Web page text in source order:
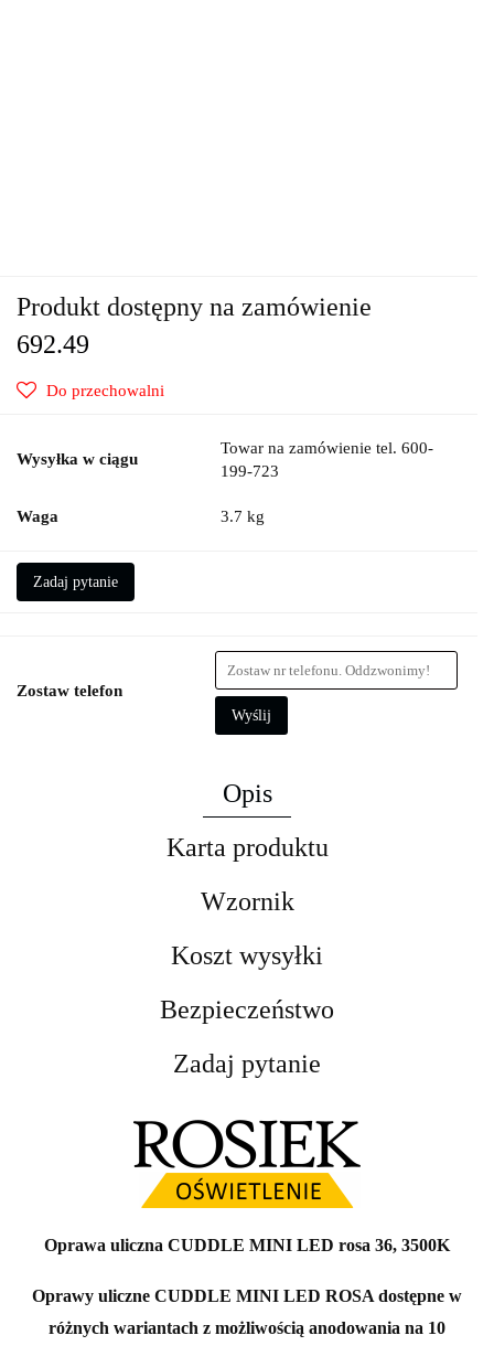
Produkt dostępny na zamówienie
692.49
Do przechowalni
Wysyłka w ciągu
Towar na zamówienie tel. 600-
199-723
Waga 3.7 kg
Zadaj pytanie
Zostaw telefon
Wyślij
Opis
Karta produktu
Wzornik
Koszt wysyłki
Bezpieczeństwo
Zadaj pytanie
Oprawa uliczna CUDDLE MINI LED rosa 36, 3500K
Oprawy uliczne CUDDLE MINI LED ROSA dostępne w
różnych wariantach z możliwością anodowania na 10